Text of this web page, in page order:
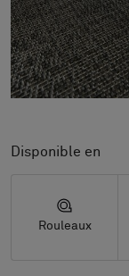
Disponible en
Rouleaux